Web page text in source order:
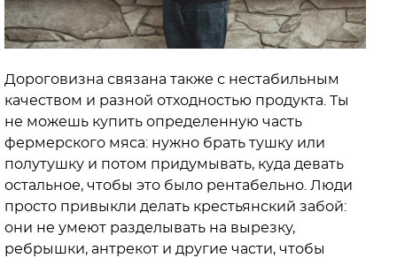
Дороговизна связана также с нестабильным
качеством и разной отходностью продукта. Ты
не можешь купить определенную часть
фермерского мяса: нужно брать тушку или
полутушку и потом придумывать, куда девать
остальное, чтобы это было рентабельно. Люди
просто привыкли делать крестьянский забой:
они не умеют разделывать на вырезку,
ребрышки, антрекот и другие части, чтобы